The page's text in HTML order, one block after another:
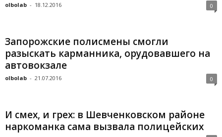
olbolab - 18.12.2016 0
Запорожские полисмены смогли
разыскать карманника, орудовавшего на
автовокзале
olbolab - 21.07.2016 0
И смех, и грех: в Шевченковском районе
наркоманка сама вызвала полицейских